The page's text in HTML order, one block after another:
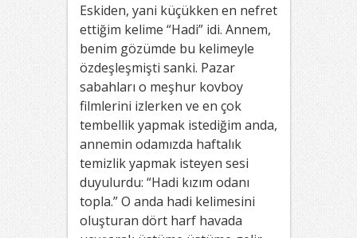
Eskiden, yani küçükken en nefret
ettiğim kelime “Hadi” idi. Annem,
benim gözümde bu kelimeyle
özdeşleşmişti sanki. Pazar
sabahları o meşhur kovboy
filmlerini izlerken ve en çok
tembellik yapmak istediğim anda,
annemin odamızda haftalık
temizlik yapmak isteyen sesi
duyulurdu: “Hadi kızım odanı
topla.” O anda hadi kelimesini
oluşturan dört harf havada